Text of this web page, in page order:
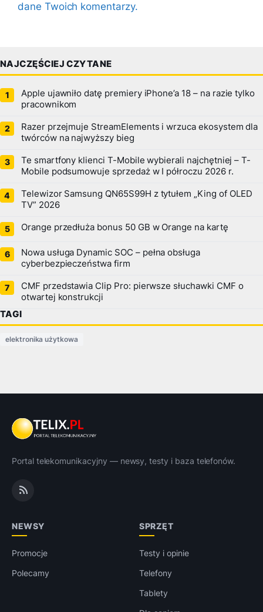
dane Twoich komentarzy.
NAJCZĘŚCIEJ CZYTANE
Apple ujawniło datę premiery iPhone’a 18 – na razie tylko
pracownikom
Razer przejmuje StreamElements i wrzuca ekosystem dla
twórców na najwyższy bieg
Te smartfony klienci T-Mobile wybierali najchętniej – T-
Mobile podsumowuje sprzedaż w I półroczu 2026 r.
Telewizor Samsung QN65S99H z tytułem „King of OLED
TV” 2026
Orange przedłuża bonus 50 GB w Orange na kartę
Nowa usługa Dynamic SOC – pełna obsługa
cyberbezpieczeństwa firm
CMF przedstawia Clip Pro: pierwsze słuchawki CMF o
otwartej konstrukcji
TAGI
elektronika użytkowa
Portal telekomunikacyjny — newsy, testy i baza telefonów.
NEWSY
Promocje
Polecamy
SPRZĘT
Testy i opinie
Telefony
Tablety